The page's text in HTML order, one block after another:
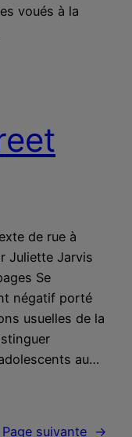
voués à la
de rue à
Juliette Jarvis
Se
négatif porté
usuelles de la
au…
Page suivante →